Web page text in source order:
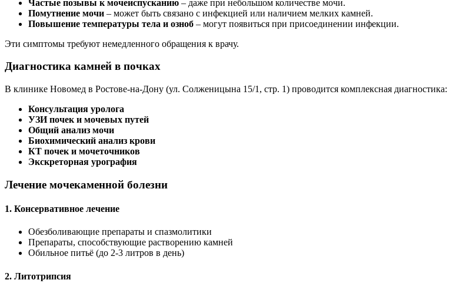
Частые позывы к мочеиспусканию – даже при небольшом количестве мочи.
Помутнение мочи – может быть связано с инфекцией или наличием мелких камней.
Повышение температуры тела и озноб – могут появиться при присоединении инфекции.
Эти симптомы требуют немедленного обращения к врачу.
Диагностика камней в почках
В клинике Новомед в Ростове-на-Дону (ул. Солженицына 15/1, стр. 1) проводится комплексная диагностика:
Консультация уролога
УЗИ почек и мочевых путей
Общий анализ мочи
Биохимический анализ крови
КТ почек и мочеточников
Экскреторная урография
Лечение мочекаменной болезни
1. Консервативное лечение
Обезболивающие препараты и спазмолитики
Препараты, способствующие растворению камней
Обильное питьё (до 2-3 литров в день)
2. Литотрипсия